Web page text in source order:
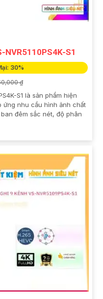
NVR5110PS4K-S1
30%
₫
S1 là sản phẩm hiện
ứng nhu cầu hình ảnh chất
đêm sắc nét, độ phân